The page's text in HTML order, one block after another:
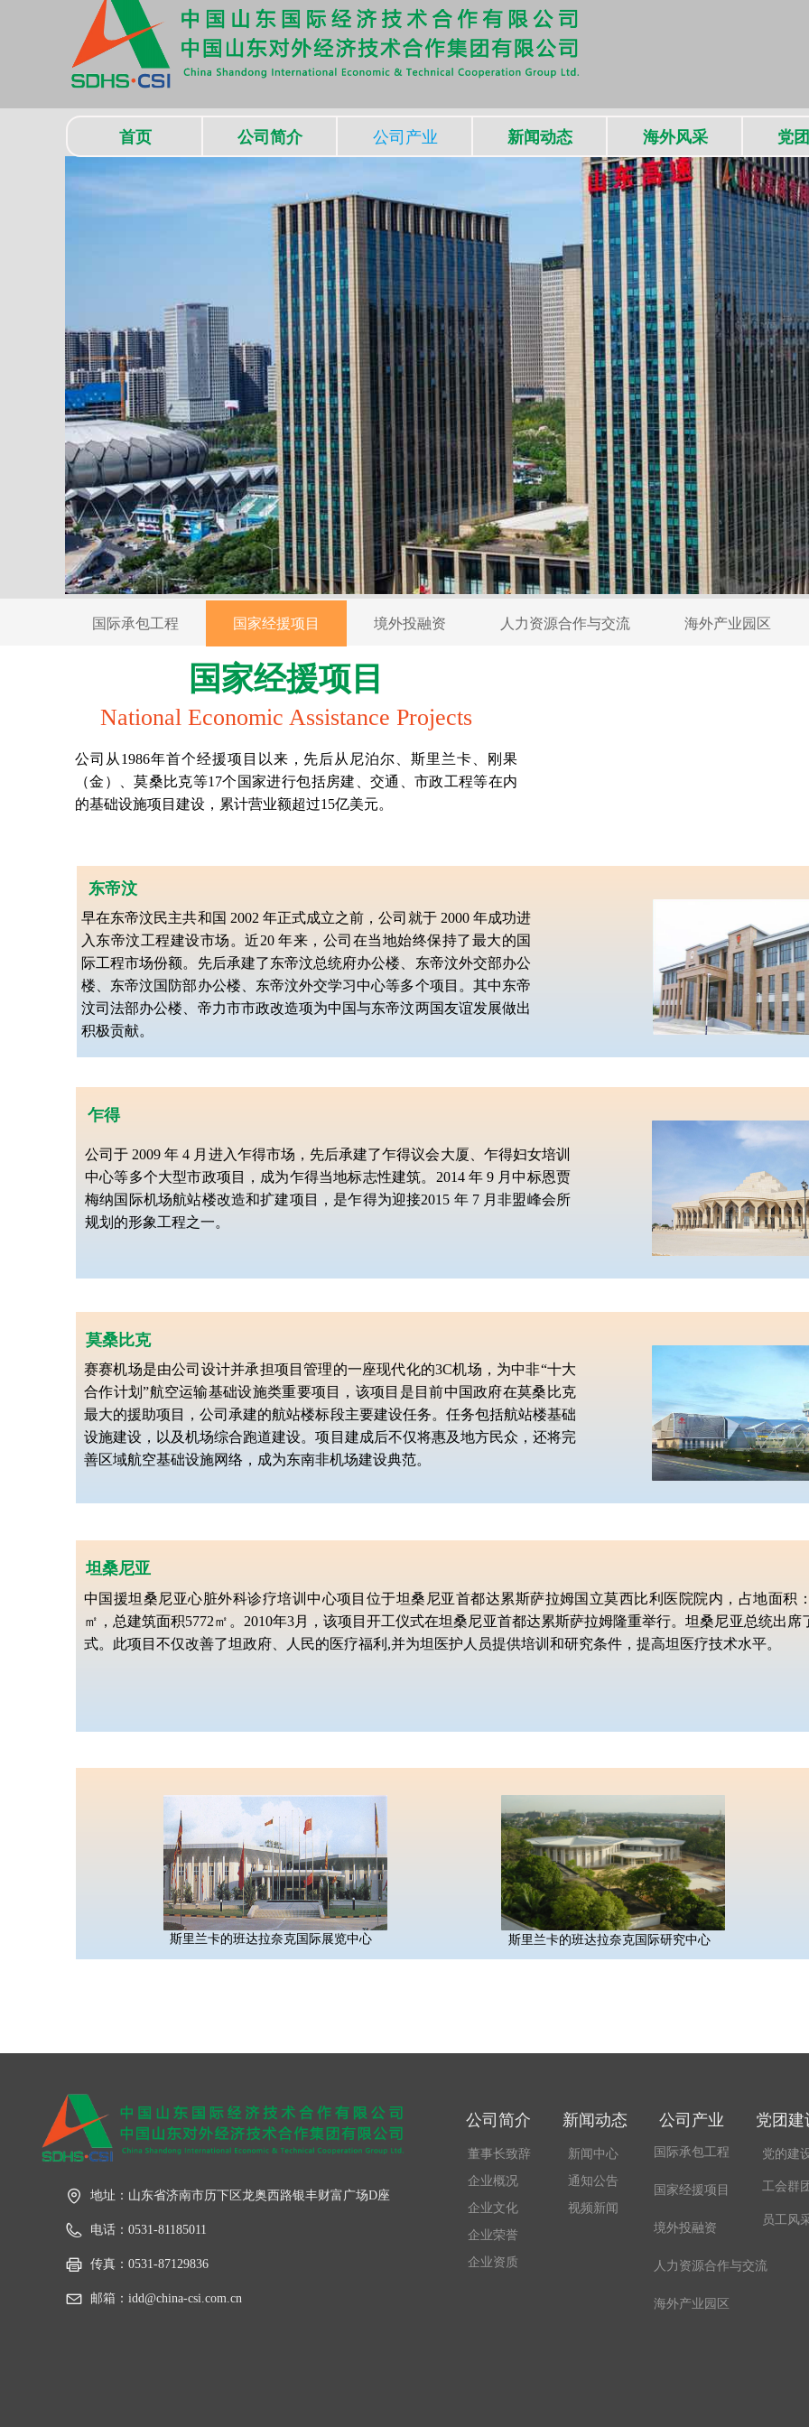
首页 公司简介 公司产业 新闻动态 海外风采 党
国际承包工程 国家经援项目 境外投融资 人力资源合作与交流 海外产业园区
国家经援项目
National Economic Assistance Projects
公司从1986年首个经援项目以来，先后从尼泊尔、斯里兰卡、刚果
（金）、莫桑比克等17个国家进行包括房建、交通、市政工程等在内
的基础设施项目建设，累计营业额超过15亿美元。
东帝汶
早在东帝汶民主共和国 2002 年正式成立之前，公司就于 2000 年成功进
入东帝汶工程建设市场。近20 年来，公司在当地始终保持了最大的国
际工程市场份额。先后承建了东帝汶总统府办公楼、东帝汶外交部办公
楼、东帝汶国防部办公楼、东帝汶外交学习中心等多个项目。其中东帝
汶司法部办公楼、帝力市市政改造项为中国与东帝汶两国友谊发展做出
积极贡献。
乍得
公司于 2009 年 4 月进入乍得市场，先后承建了乍得议会大厦、乍得妇女培训
中心等多个大型市政项目，成为乍得当地标志性建筑。2014 年 9 月中标恩贾
梅纳国际机场航站楼改造和扩建项目，是乍得为迎接2015 年 7 月非盟峰会所
规划的形象工程之一。
莫桑比克
赛赛机场是由公司设计并承担项目管理的一座现代化的3C机场，为中非“十大
合作计划”航空运输基础设施类重要项目，该项目是目前中国政府在莫桑比克
最大的援助项目，公司承建的航站楼标段主要建设任务。任务包括航站楼基础
设施建设，以及机场综合跑道建设。项目建成后不仅将惠及地方民众，还将完
善区域航空基础设施网络，成为东南非机场建设典范。
坦桑尼亚
中国援坦桑尼亚心脏外科诊疗培训中心项目位于坦桑尼亚首都达累斯萨拉姆国立莫西比利医院院内，占地面积
㎡，总建筑面积5772㎡。2010年3月，该项目开工仪式在坦桑尼亚首都达累斯萨拉姆隆重举行。坦桑尼亚总统出席
式。此项目不仅改善了坦政府、人民的医疗福利,并为坦医护人员提供培训和研究条件，提高坦医疗技术水平。
斯里兰卡的班达拉奈克国际展览中心 斯里兰卡的班达拉奈克国际研究中心
地址： 山东省济南市历下区龙奥西路银丰财富广场D座
电话： 0531-81185011
传真： 0531-87129836
邮箱： idd@china-csi.com.cn
公司简介 新闻动态 公司产业 党团建
董事长致辞
企业概况
企业文化
企业荣誉
企业资质
新闻中心
通知公告
视频新闻
国际承包工程
国家经援项目
境外投融资
人力资源合作与交流
海外产业园区
党的建
工会群
员工风